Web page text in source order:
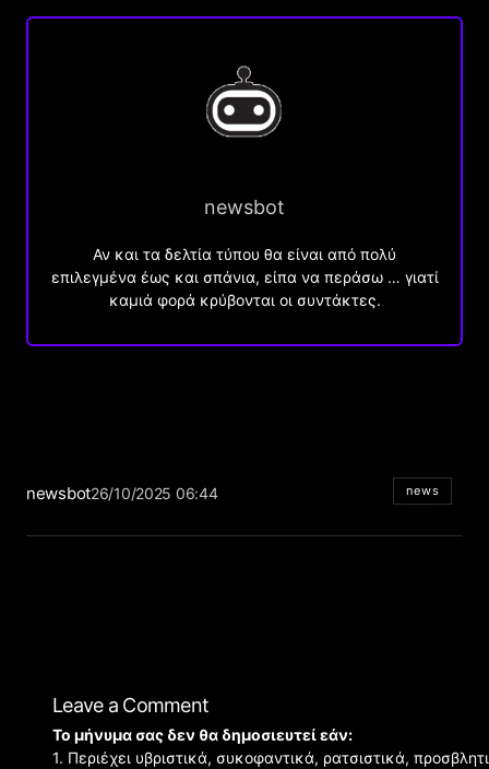
newsbot
Αν και τα δελτία τύπου θα είναι από πολύ
επιλεγμένα έως και σπάνια, είπα να περάσω … γιατί
καμιά φορά κρύβονται οι συντάκτες.
newsbot26/10/2025 06:44 news
Leave a Comment
Το μήνυμα σας δεν θα δημοσιευτεί εάν:
1. Περιέχει υβριστικά, συκοφαντικά, ρατσιστικά,